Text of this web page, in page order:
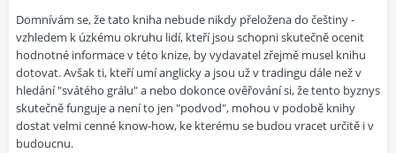
Domnívám se, že tato kniha nebude nikdy přeložena do češtiny -
vzhledem k úzkému okruhu lidí, kteří jsou schopni skutečně ocenit
hodnotné informace v této knize, by vydavatel zřejmě musel knihu
dotovat. Avšak ti, kteří umí anglicky a jsou už v tradingu dále než v
hledání "svátého grálu" a nebo dokonce ověřování si, že tento byznys
skutečně funguje a není to jen "podvod", mohou v podobě knihy
dostat velmi cenné know-how, ke kterému se budou vracet určitě i v
budoucnu.